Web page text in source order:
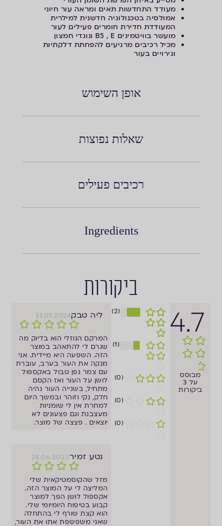
אופן השימוש
שאלות נפוצות
רכיבים פעילים
Ingredients
מעודד התחדשות תאים ומראה עור חיוני
אמולסיה בטכנולוגיה חדשנית למילרית
המעודדת חדירת חומרים פעילים לעור
מועשר בוויטמינים B5 , E ונוגדי חמצון
מכיל רכיבים מרגיעים להפחתת דלקתיות
וגירויים בעור
ביקורות
(2)
(1)
(0)
(0)
(0)
4.7
מבוסס
על 3
ביקורות
ליה טבק31.05.2024
המרקם הנוזלי הוא בדיוק מה
שגרם לי להתאהב במוצר
הזה. השפעה היא מיידית. אני
מנקה את העור בערב, עוברת
עם צמר גפן טבול באקספול
לושן על העור ואז הקסם
מתחיל, בשנייה העור נהיה
חלק, נקי וזוהר ובמשך היום
למחרת אין לי שומניות
מעצבנת וגם פצעונים לא
יוצאים . פצצה של מוצר.
נטע זמיר28.06.2023
מזל שהקוסמטיקאית שלי
המליצה לי על המוצר הזה.
אקספול לושן הפך למוצר
קבוע בטיפוח היומיומי שלי.
הוא קצת שורף לי בהתחלה
שאני משפשפת אתו את העור,